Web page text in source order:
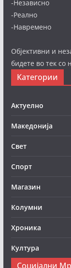
-Независно
-Реално
-Навремено
Објективни и
бидете во тек со
Категории
Актуелно
Македонија
Свет
Спорт
Магазин
Колумни
Хроника
Култура
Социјални